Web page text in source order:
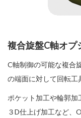
複合旋盤C軸オプ
C軸制御の可能な複合
の端面に対して回転工
ポケット加工や輪郭加
３D仕上げ加工など、